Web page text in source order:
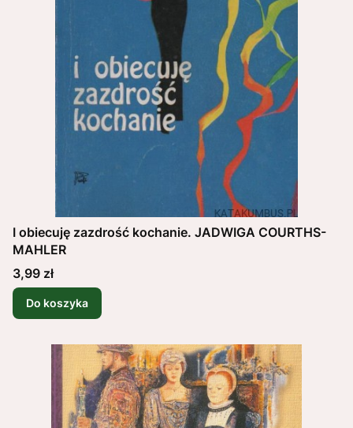
I obiecuję zazdrość kochanie. JADWIGA COURTHS-
MAHLER
Cena
3,99 zł
Do koszyka